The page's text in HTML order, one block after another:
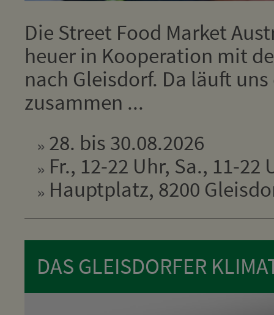
Die Street Food Market
heuer in Kooperation mit
nach Gleisdorf. Da läuft
zusammen ...
28. bis 30.08.2026
Fr., 12-22 Uhr, Sa., 11-22
Hauptplatz, 8200
DAS GLEISDORFER